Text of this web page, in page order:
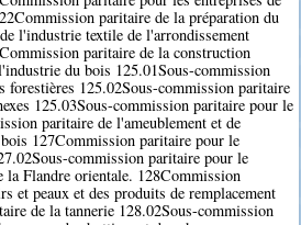
paritaire de la préparation du
l'industrie textile de l'arrondissement
paritaire de la construction
du bois 125.01Sous-commission
forestières 125.02Sous-commission paritaire
125.03Sous-commission paritaire pour le
paritaire de l'ameublement et de
127Commission paritaire pour le
commission paritaire pour le
la Flandre orientale. 128Commission
et peaux et des produits de remplacement
de la tannerie 128.02Sous-commission